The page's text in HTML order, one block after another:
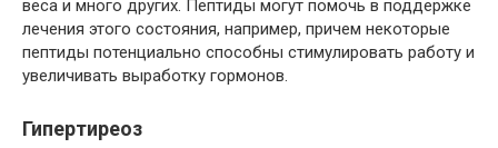
веса и много других. Пептиды могут помочь в поддержке
лечения этого состояния, например, причем некоторые
пептиды потенциально способны стимулировать работу и
увеличивать выработку гормонов.
Гипертиреоз